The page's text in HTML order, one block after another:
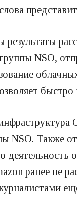
NSO,
NSO. Также
ранее не